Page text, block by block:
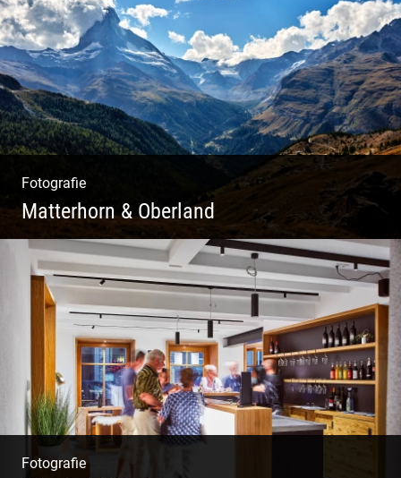
Fotografie
Matterhorn & Oberland
Impressionen Gornergrat & Berner Oberland
Fotografie